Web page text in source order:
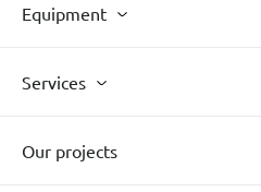
Equipment
Services
Our projects